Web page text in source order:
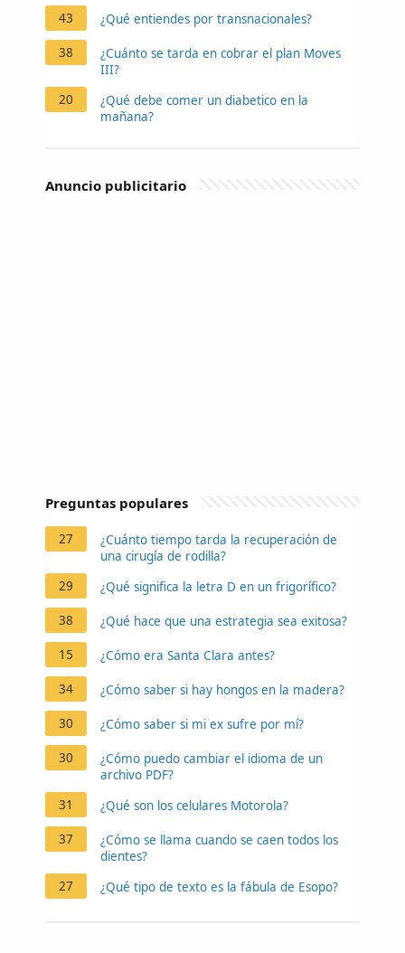
43 ¿Qué entiendes por transnacionales?
38
¿Cuánto se tarda en cobrar el plan Moves
III?
20
¿Qué debe comer un diabetico en la
mañana?
Anuncio publicitario
Preguntas populares
27
¿Cuánto tiempo tarda la recuperación de
una cirugía de rodilla?
29
¿Qué significa la letra D en un frigorífico?
38 ¿Qué hace que una estrategia sea exitosa?
15 ¿Cómo era Santa Clara antes?
34 ¿Cómo saber si hay hongos en la madera?
30 ¿Cómo saber si mi ex sufre por mí?
30
¿Cómo puedo cambiar el idioma de un
archivo PDF?
31
¿Qué son los celulares Motorola?
37
¿Cómo se llama cuando se caen todos los
dientes?
27
¿Qué tipo de texto es la fábula de Esopo?